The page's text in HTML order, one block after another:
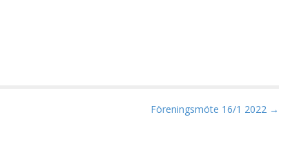
Föreningsmöte 16/1 2022 →